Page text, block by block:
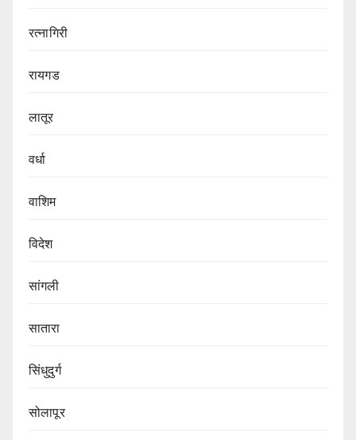
रत्नागिरी
रायगड
लातूर
वर्धा
वाशिम
विदेश
सांगली
सातारा
सिंधुदुर्ग
सोलापूर